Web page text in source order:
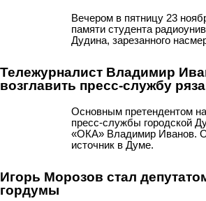
Вечером в пятницу 23
памяти студента
Дудина, зарезанного
Тележурналист Владимир
возглавить пресс-службу
Основным претендентом
пресс-службы городской
«ОКА» Владимир Иванов.
источник в Думе.
Игорь Морозов стал
гордумы